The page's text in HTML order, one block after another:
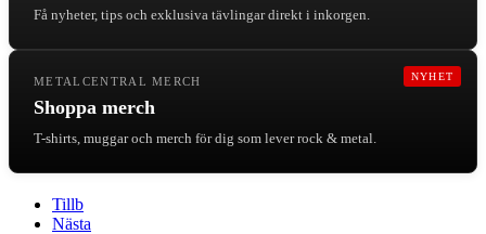
Få nyheter, tips och exklusiva tävlingar direkt i inkorgen.
NYHET
METALCENTRAL MERCH
Shoppa merch
T-shirts, muggar och merch för dig som lever rock & metal.
Tillb
Nästa